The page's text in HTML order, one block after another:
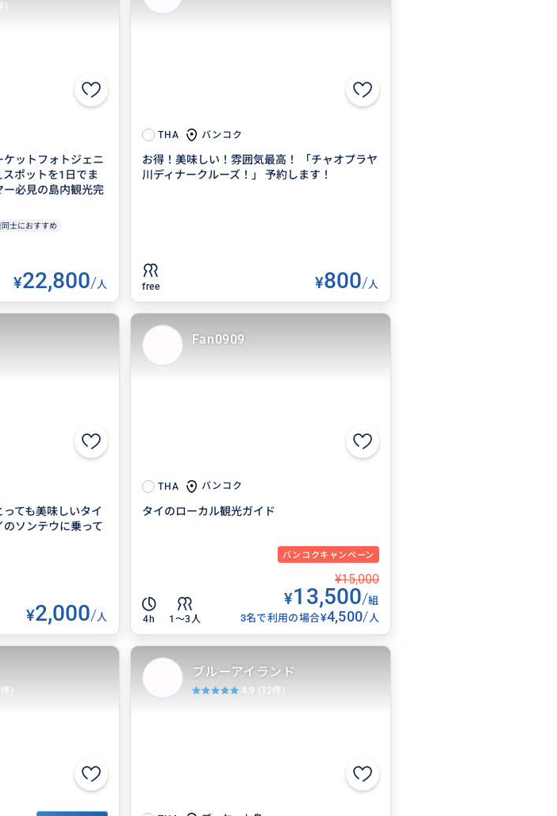
ケットフォトジェニ
ポットを1日でま
必見の島内観光完
同士におすすめ
¥22,800/人
)
THA バンコク
お得！美味しい！雰囲気最高！ 「チャオプラヤ
川ディナークルーズ！」 予約します！
free ¥800/人
ても美味しいタイ
ソンテウに乗って
¥2,000/人
THA バンコク
タイのローカル観光ガイド
バンコクキャンペーン
4h 1〜3人
¥15,000
¥13,500/組
3名で利用の場合¥4,500/ 人
Fan0909
)
ブルーアイランド
4.9 (12件)